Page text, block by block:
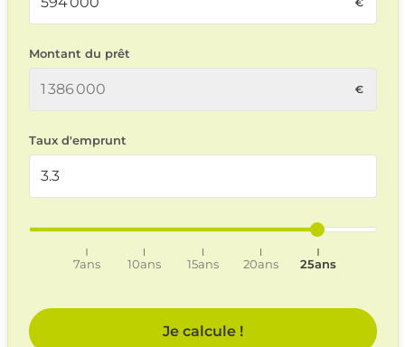
Montant du prêt
Taux d'emprunt
7ans 10ans 15ans 20ans 25ans
Je calcule !